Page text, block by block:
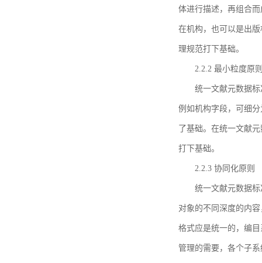
体进行描述，再组合
在机构，也可以是出
理规范打下基础。
2.2.2 最小粒度原
统一文献元数据
例如机构字段，可细
了基础。在统一文献
打下基础。
2.2.3 协同化原则
统一文献元数据
对象的不同深度的内
格式应是统一的，编
管理的需要，各个子